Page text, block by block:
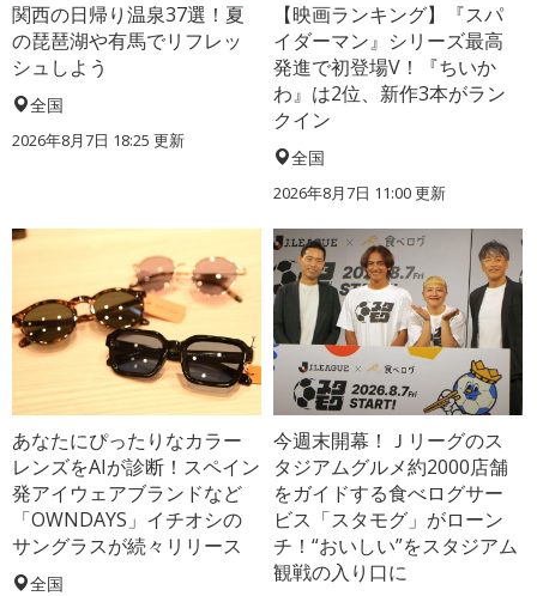
関西の日帰り温泉37選！夏
の琵琶湖や有馬でリフレッ
シュしよう
全国
2026年8月7日 18:25 更新
【映画ランキング】『スパ
イダーマン』シリーズ最高
発進で初登場V！『ちいか
わ』は2位、新作3本がラン
クイン
全国
2026年8月7日 11:00更新
あなたにぴったりなカラー
レンズをAIが診断！スペイン
発アイウェアブランドなど
「OWNDAYS」イチオシの
サングラスが続々リリース
全国
今週末開幕！Ｊリーグのス
タジアムグルメ約2000店舗
をガイドする食べログサー
ビス「スタモグ」がローン
チ！“おいしい”をスタジアム
観戦の入り口に